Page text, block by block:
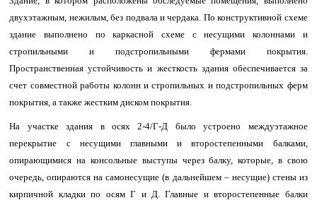
двухэтажным, нежилым, без подвала и чердака. По конструктивной схеме
здание выполнено по каркасной схеме с несущими колоннами и
стропильными и подстропильными фермами покрытия.
Пространственная устойчивость и жесткость здания обеспечивается за
счет совместной работы колонн и стропильных и подстропильных ферм
покрытия, а также жестким диском покрытия.
На участке здания в осях 2-4/Г-Д было устроено междуэтажное
перекрытие с несущими главными и второстепенными балками,
опирающимися на консольные выступы через балку, которые, в свою
очередь, опираются на самонесущие (в дальнейшем – несущие) стены из
кирпичной кладки по осям Г и Д. Главные и второстепенные балки